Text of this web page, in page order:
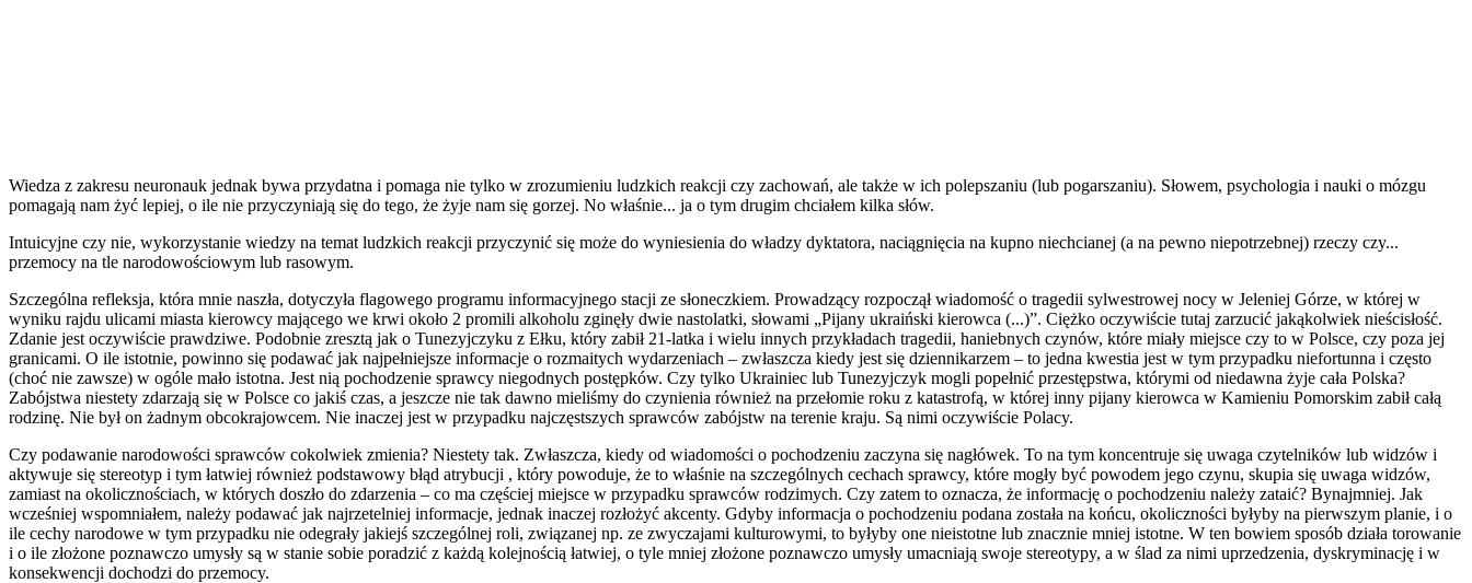
Wiedza z zakresu neuronauk jednak bywa przydatna i pomaga nie tylko w zrozumieniu ludzkich reakcji czy zachowań, ale także w ich polepszaniu (lub pogarszaniu). Słowem, psychologia i nauki o mózgu
pomagają nam żyć lepiej, o ile nie przyczyniają się do tego, że żyje nam się gorzej. No właśnie... ja o tym drugim chciałem kilka słów.
Intuicyjne czy nie, wykorzystanie wiedzy na temat ludzkich reakcji przyczynić się może do wyniesienia do władzy dyktatora, naciągnięcia na kupno niechcianej (a na pewno niepotrzebnej) rzeczy czy...
przemocy na tle narodowościowym lub rasowym.
Szczególna refleksja, która mnie naszła, dotyczyła flagowego programu informacyjnego stacji ze słoneczkiem. Prowadzący rozpoczął wiadomość o tragedii sylwestrowej nocy w Jeleniej Górze, w której w
wyniku rajdu ulicami miasta kierowcy mającego we krwi około 2 promili alkoholu zginęły dwie nastolatki, słowami „Pijany ukraiński kierowca (...)”. Ciężko oczywiście tutaj zarzucić jakąkolwiek nieścisłość.
Zdanie jest oczywiście prawdziwe. Podobnie zresztą jak o Tunezyjczyku z Ełku, który zabił 21-latka i wielu innych przykładach tragedii, haniebnych czynów, które miały miejsce czy to w Polsce, czy poza jej
granicami. O ile istotnie, powinno się podawać jak najpełniejsze informacje o rozmaitych wydarzeniach – zwłaszcza kiedy jest się dziennikarzem – to jedna kwestia jest w tym przypadku niefortunna i często
(choć nie zawsze) w ogóle mało istotna. Jest nią pochodzenie sprawcy niegodnych postępków. Czy tylko Ukrainiec lub Tunezyjczyk mogli popełnić przestępstwa, którymi od niedawna żyje cała Polska?
Zabójstwa niestety zdarzają się w Polsce co jakiś czas, a jeszcze nie tak dawno mieliśmy do czynienia również na przełomie roku z katastrofą, w której inny pijany kierowca w Kamieniu Pomorskim zabił całą
rodzinę. Nie był on żadnym obcokrajowcem. Nie inaczej jest w przypadku najczęstszych sprawców zabójstw na terenie kraju. Są nimi oczywiście Polacy.
Czy podawanie narodowości sprawców cokolwiek zmienia? Niestety tak. Zwłaszcza, kiedy od wiadomości o pochodzeniu zaczyna się nagłówek. To na tym koncentruje się uwaga czytelników lub widzów i
aktywuje się stereotyp i tym łatwiej również podstawowy błąd atrybucji , który powoduje, że to właśnie na szczególnych cechach sprawcy, które mogły być powodem jego czynu, skupia się uwaga widzów,
zamiast na okolicznościach, w których doszło do zdarzenia – co ma częściej miejsce w przypadku sprawców rodzimych. Czy zatem to oznacza, że informację o pochodzeniu należy zataić? Bynajmniej. Jak
wcześniej wspomniałem, należy podawać jak najrzetelniej informacje, jednak inaczej rozłożyć akcenty. Gdyby informacja o pochodzeniu podana została na końcu, okoliczności byłyby na pierwszym planie, i o
ile cechy narodowe w tym przypadku nie odegrały jakiejś szczególnej roli, związanej np. ze zwyczajami kulturowymi, to byłyby one nieistotne lub znacznie mniej istotne. W ten bowiem sposób działa torowanie
i o ile złożone poznawczo umysły są w stanie sobie poradzić z każdą kolejnością łatwiej, o tyle mniej złożone poznawczo umysły umacniają swoje stereotypy, a w ślad za nimi uprzedzenia, dyskryminację i w
konsekwencji dochodzi do przemocy.